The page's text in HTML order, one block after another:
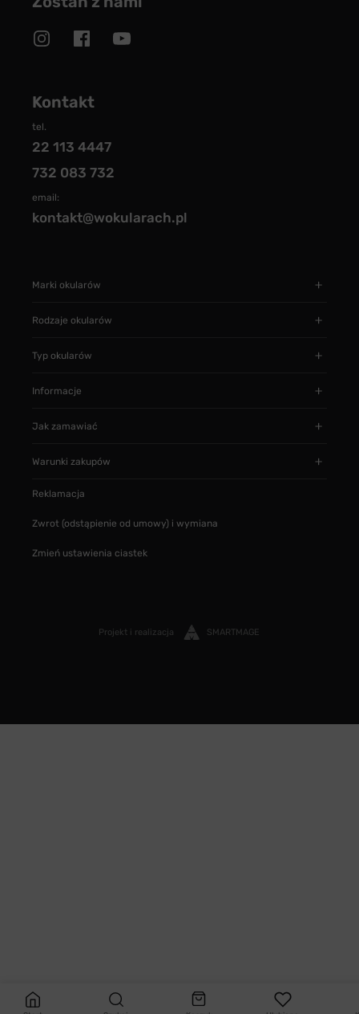
Kontakt
tel.
22 113 4447
732 083 732
email:
kontakt@wokularach.pl
Marki okularów
Rodzaje okularów
Typ okularów
Informacje
Jak zamawiać
Warunki zakupów
Reklamacja
Zwrot (odstąpienie od umowy) i wymiana
Zmień ustawienia ciastek
Projekt i realizacja SMARTMAGE